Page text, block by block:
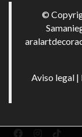
©
Aviso legal |